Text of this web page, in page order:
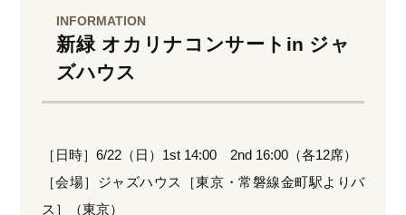
INFORMATION
新緑 オカリナコンサートin ジャ
ズハウス
［日時］6/22（日）1st 14:00 2nd 16:00（各12席）
［会場］ジャズハウス［東京・常磐線金町駅よりバ
ス］（東京）